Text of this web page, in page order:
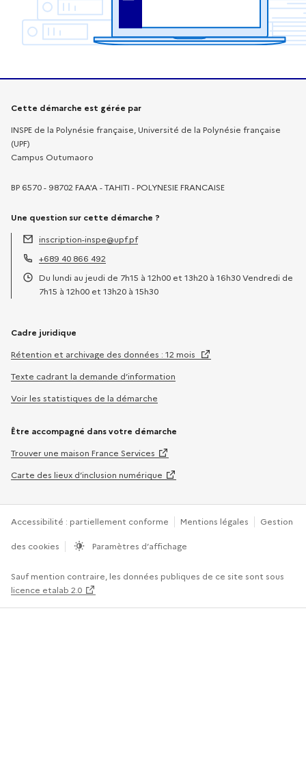
Informations sur la démarche
Cette démarche est gérée par
INSPE de la Polynésie française, Université de la Polynésie française
(UPF)
Campus Outumaoro
BP 6570 - 98702 FAA'A - TAHITI - POLYNESIE FRANCAISE
Une question sur cette démarche ?
Adresse électronique :
inscription-inspe@upf.pf
Téléphone :
+689 40 866 492
Horaires :
Du lundi au jeudi de 7h15 à 12h00 et 13h20 à 16h30 Vendredi de
7h15 à 12h00 et 13h20 à 15h30
Cadre juridique
Rétention et archivage des données : 12 mois
Texte cadrant la demande d’information
Voir les statistiques de la démarche
Être accompagné dans votre démarche
Trouver une maison France Services
Carte des lieux d’inclusion numérique
Accessibilité : partiellement conforme Mentions légales Gestion
des cookies Paramètres d’affichage
Sauf mention contraire, les données publiques de ce site sont sous
licence etalab 2.0